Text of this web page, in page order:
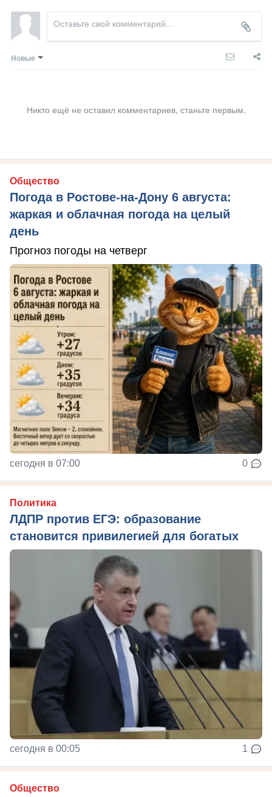
Новые
Никто ещё не оставил комментариев, станьте первым.
Общество
Погода в Ростове-на-Дону 6 августа:
жаркая и облачная погода на целый
день
Прогноз погоды на четверг
сегодня в 07:00 0
Политика
ЛДПР против ЕГЭ: образование
становится привилегией для богатых
сегодня в 00:05 1
Общество